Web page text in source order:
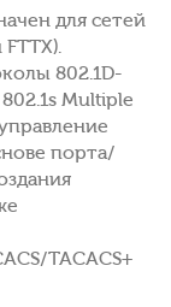
для сетей
802.1D-
Multiple
порта/
TACACS+